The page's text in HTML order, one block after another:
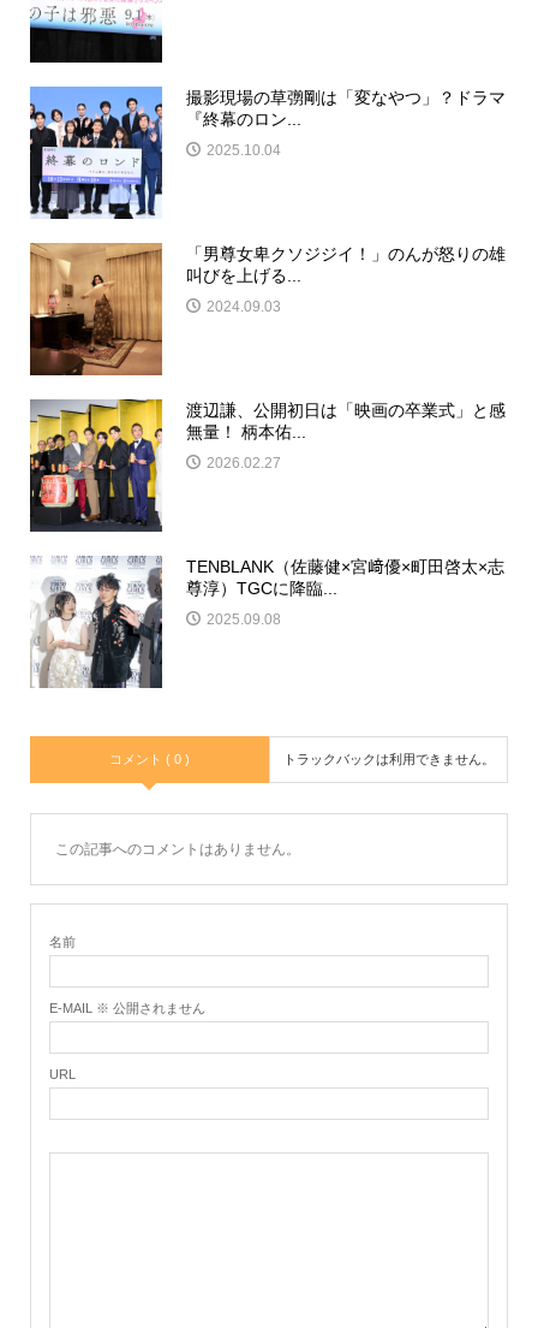
撮影現場の草彅剛は「変なやつ」？ドラマ
『終幕のロン...
2025.10.04
「男尊女卑クソジジイ！」のんが怒りの雄
叫びを上げる...
2024.09.03
渡辺謙、公開初日は「映画の卒業式」と感
無量！ 柄本佑...
2026.02.27
TENBLANK（佐藤健×宮﨑優×町田啓太×志
尊淳）TGCに降臨...
2025.09.08
コメント ( 0 ) トラックバックは利用できません。
この記事へのコメントはありません。
名前
E-MAIL ※ 公開されません
URL